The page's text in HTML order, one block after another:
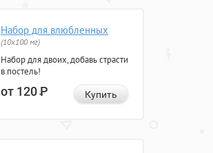
Набор для влюбленных
(10х100 мг)
Набор для двоих, добавь страсти
в постель!
от 120Р Купить